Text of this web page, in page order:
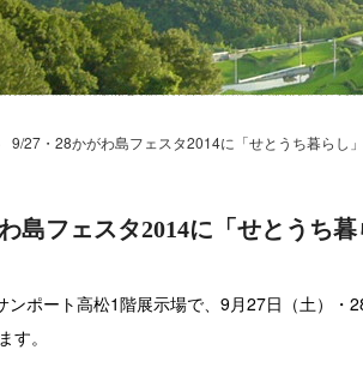
9/27・28かがわ島フェスタ2014に「せとうち暮らし
島フェスタ2014に「せとうち暮
ンポート高松1階展示場で、9月27日（土）・
。